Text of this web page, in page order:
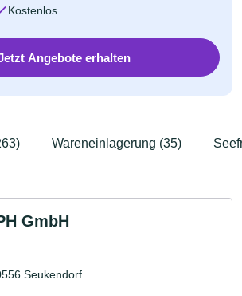
Kostenlos
Angebote erhalten
Wareneinlagerung (35)
GmbH
Seukendorf